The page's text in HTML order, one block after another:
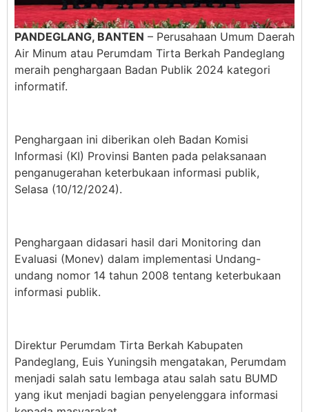
PANDEGLANG, BANTEN – Perusahaan Umum Daerah
Air Minum atau Perumdam Tirta Berkah Pandeglang
meraih penghargaan Badan Publik 2024 kategori
informatif.
Penghargaan ini diberikan oleh Badan Komisi
Informasi (KI) Provinsi Banten pada pelaksanaan
penganugerahan keterbukaan informasi publik,
Selasa (10/12/2024).
Penghargaan didasari hasil dari Monitoring dan
Evaluasi (Monev) dalam implementasi Undang-
undang nomor 14 tahun 2008 tentang keterbukaan
informasi publik.
Direktur Perumdam Tirta Berkah Kabupaten
Pandeglang, Euis Yuningsih mengatakan, Perumdam
menjadi salah satu lembaga atau salah satu BUMD
yang ikut menjadi bagian penyelenggara informasi